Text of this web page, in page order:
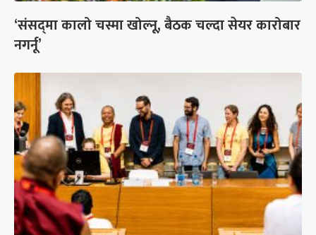
‘संसद्‍मा कालो चस्मा खोल्नू, बैठक चल्दा सेयर कारोबार
नगर्नू’